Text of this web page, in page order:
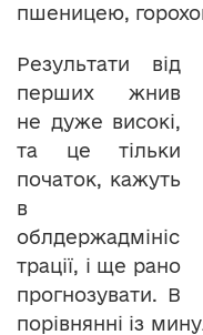
пшеницею,
Результати від
перших жнив
не дуже високі,
та це тільки
початок, кажуть
в
облдержадмініс
трації, і ще рано
прогнозувати. В
порівнянні із